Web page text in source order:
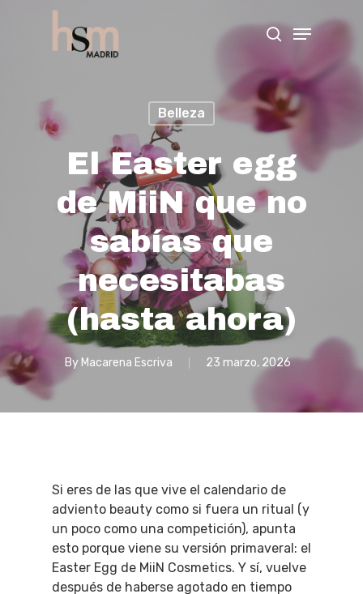
Hit enter to search or ESC to close
Belleza
El Easter egg
de MiiN que no
sabías que
necesitabas
(hasta ahora)
By Macarena Escriva 23 marzo, 2026
Si eres de las que vive el calendario de
adviento beauty como si fuera un ritual (y
un poco como una competición), apunta
esto porque viene su versión primaveral: el
Easter Egg de MiiN Cosmetics. Y sí, vuelve
después de haberse agotado en tiempo